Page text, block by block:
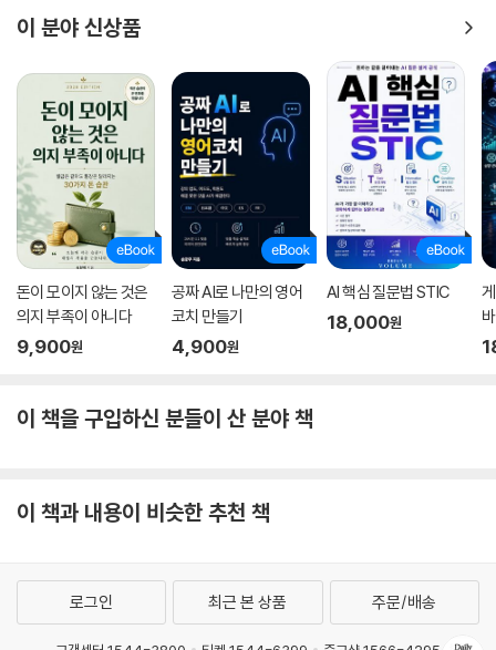
이 분야 신상품
돈이 모이지 않는 것은
의지 부족이 아니다
9,900원
공짜 AI로 나만의 영어
코치 만들기
4,900원
AI 핵심 질문법 STIC
18,000원
이 책을 구입하신 분들이 산 분야 책
이 책과 내용이 비슷한 추천 책
로그인 최근 본 상품 주문/배송